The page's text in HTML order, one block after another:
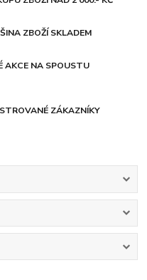
ZBOŽÍ SKLADEM
AKCE NA SPOUSTU
ZÁKAZNÍKY